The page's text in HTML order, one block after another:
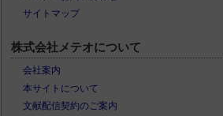
サイトマップ
株式会社メテオについて
会社案内
本サイトについて
文献配信契約のご案内